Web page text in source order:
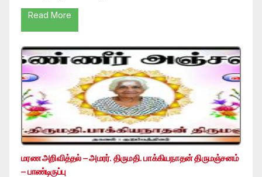
Read More
மரண அறிவித்தல் – அமரர். திருமதி. பாக்கியநாதன் திருமஞ்சனம்
– பாண்டிருப்பு